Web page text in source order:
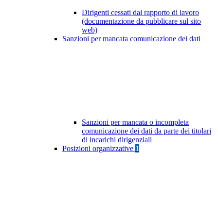
Dirigenti cessati dal rapporto di lavoro
(documentazione da pubblicare sul sito
web)
Sanzioni per mancata comunicazione dei dati
Sanzioni per mancata o incompleta
comunicazione dei dati da parte dei titolari
di incarichi dirigenziali
Posizioni organizzative 1